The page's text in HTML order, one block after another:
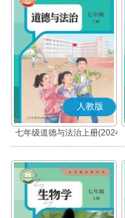
人教版
七年级道德与法治上册(2024
秋版)(部编版)